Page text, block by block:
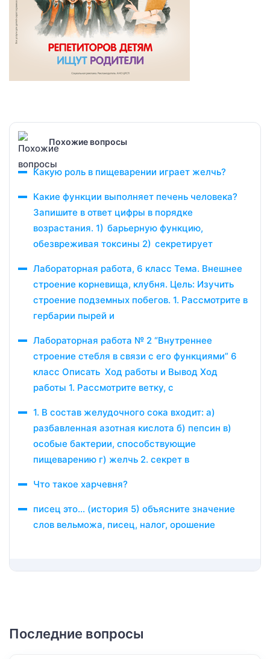
Похожие вопросы
Какую роль в пищеварении играет желчь?
Какие функции выполняет печень человека?
Запишите в ответ цифры в порядке
возрастания. 1) барьерную функцию,
обезвреживая токсины 2) секретирует
Лабораторная работа, 6 класс Тема. Внешнее
строение корневища, клубня. Цель: Изучить
строение подземных побегов. 1. Рассмотрите в
гербарии пырей и
Лабораторная работа № 2 “Внутреннее
строение стебля в связи с его функциями” 6
класс Описать Ход работы и Вывод Ход
работы 1. Рассмотрите ветку, с
1. В состав желудочного сока входит: а)
разбавленная азотная кислота б) пепсин в)
особые бактерии, способствующие
пищеварению г) желчь 2. секрет в
Что такое харчевня?
писец это… (история 5) объясните значение
слов вельможа, писец, налог, орошение
Последние вопросы